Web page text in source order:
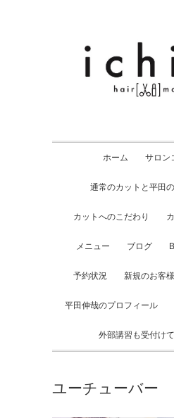
ホーム サロン
通常のカットと平田
カットへのこだわり
メニュー ブログ
予約状況 新規のお客
平田伸哉のプロフィール
外部講習も受付けて
ユーチューバー